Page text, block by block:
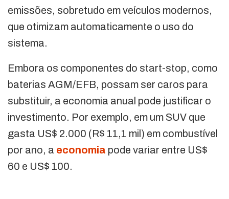
emissões, sobretudo em veículos modernos,
que otimizam automaticamente o uso do
sistema.
Embora os componentes do start-stop, como
baterias AGM/EFB, possam ser caros para
substituir, a economia anual pode justificar o
investimento. Por exemplo, em um SUV que
gasta US$ 2.000 (R$ 11,1 mil) em combustível
por ano, a economia pode variar entre US$
60 e US$ 100.